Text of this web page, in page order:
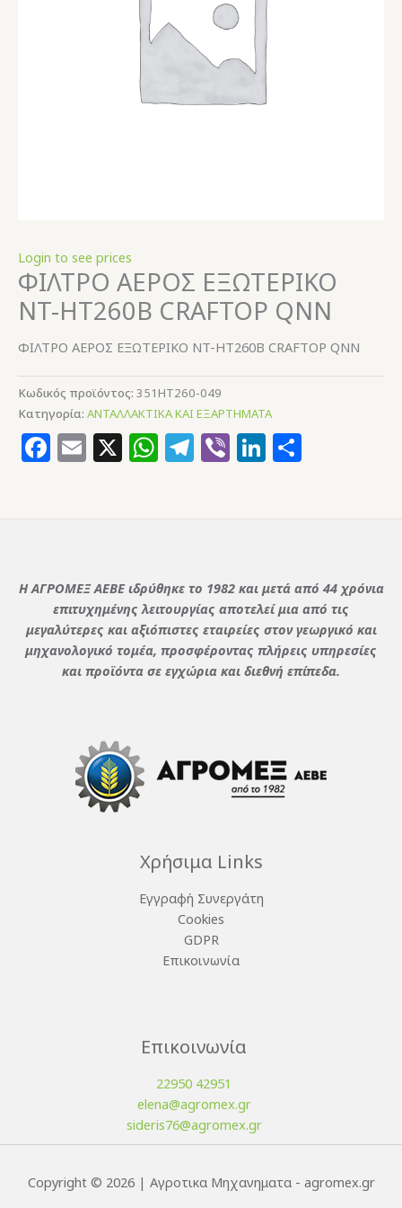
Login to see prices
ΦΙΛΤΡΟ ΑΕΡΟΣ ΕΞΩΤΕΡΙΚΟ
NT-HT260B CRAFTOP QNN
ΦΙΛΤΡΟ ΑΕΡΟΣ ΕΞΩΤΕΡΙΚΟ NT-HT260B CRAFTOP QNN
Κωδικός προϊόντος: 351HT260-049
Κατηγορία: ΑΝΤΑΛΛΑΚΤΙΚΑ ΚΑΙ ΕΞΑΡΤΗΜΑΤΑ
Facebook
Email
X WhatsApp
Telegram
ViberLinkedIn
Η ΑΓΡΟΜΕΞ ΑΕΒΕ ιδρύθηκε το 1982 και μετά από 44 χρόνια
επιτυχημένης λειτουργίας αποτελεί μια από τις
μεγαλύτερες και αξιόπιστες εταιρείες στον γεωργικό και
μηχανολογικό τομέα, προσφέροντας πλήρεις υπηρεσίες
και προϊόντα σε εγχώρια και διεθνή επίπεδα.
Χρήσιμα Links
Εγγραφή Συνεργάτη
Cookies
GDPR
Επικοινωνία
Επικοινωνία
22950 42951
elena@agromex.gr
sideris76@agromex.gr
Copyright © 2026 | Αγροτικα Μηχανηματα - agromex.gr